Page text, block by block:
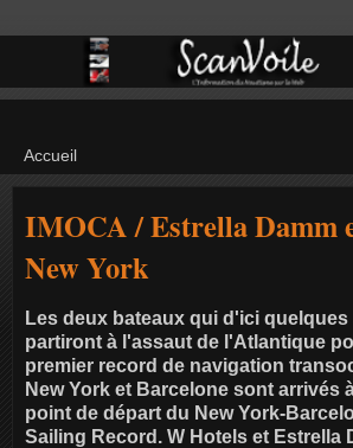
IMOCA / Estrella Damm
New York
Les deux bateaux qui d'ici quelques
partiront à l'assaut de l'Atlantique
premier record de navigation
New York et Barcelone sont arrivés
point de départ du New York-
Sailing Record. W Hotels et Estrella